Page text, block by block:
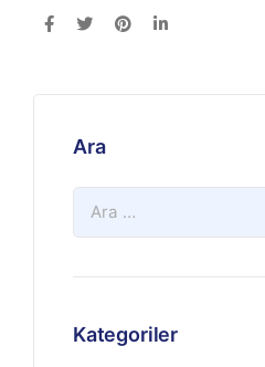
Ara
Kategoriler